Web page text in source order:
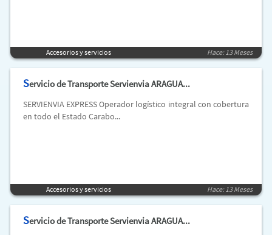
Accesorios y servicios Hace: 13 Meses
Servicio de Transporte Servienvia ARAGUA...
SERVIENVIA EXPRESS Operador logístico integral con cobertura
en todo el Estado Carabo...
Accesorios y servicios Hace: 13 Meses
Servicio de Transporte Servienvia ARAGUA...